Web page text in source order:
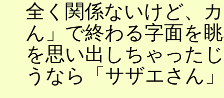
全く関係ないけど、
ん」で終わる字面を
を思い出しちゃった
うなら「サザエさん